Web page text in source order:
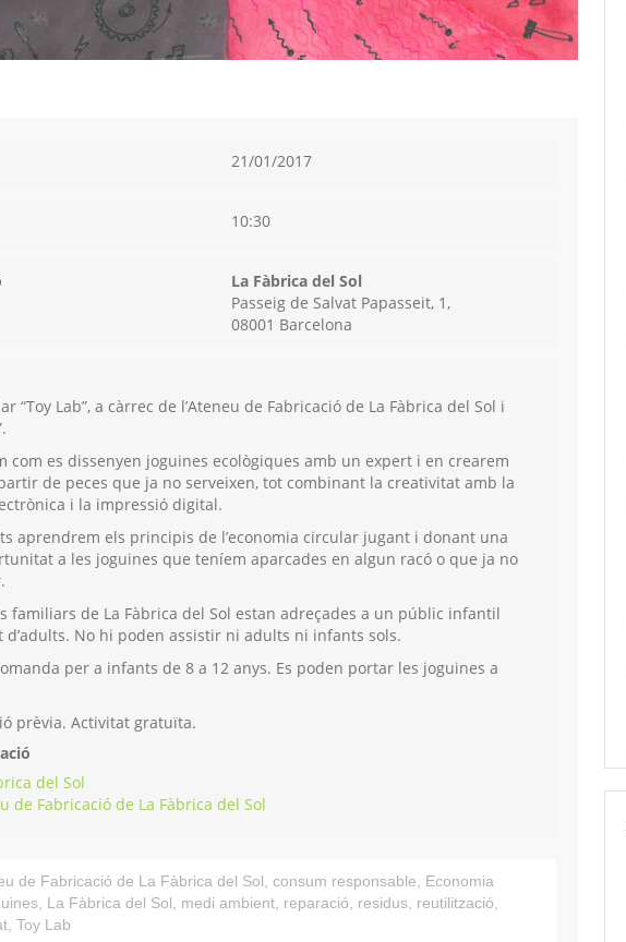
21/01/2017
10:30
La Fàbrica del Sol
Passeig de Salvat Papasseit, 1,
08001 Barcelona
“Toy Lab”, a càrrec de l’Ateneu de Fabricació de La Fàbrica del Sol i
com es dissenyen joguines ecològiques amb un expert i en crearem
de peces que ja no serveixen, tot combinant la creativitat amb la
i la impressió digital.
aprendrem els principis de l’economia circular jugant i donant una
a les joguines que teníem aparcades en algun racó o que ja no
familiars de La Fàbrica del Sol estan adreçades a un públic infantil
d’adults. No hi poden assistir ni adults ni infants sols.
per a infants de 8 a 12 anys. Es poden portar les joguines a
prèvia. Activitat gratuïta.
del Sol
de Fabricació de La Fàbrica del Sol
de Fabricació de La Fàbrica del Sol, consum responsable, Economia
, La Fàbrica del Sol, medi ambient, reparació, residus, reutilització,
, Toy Lab